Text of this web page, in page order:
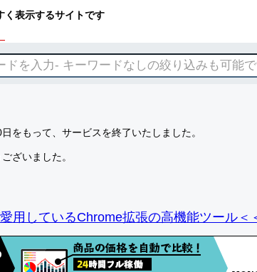
く表示するサイトです
をもって、サービスを終了いたしました。
ざいました。
用しているChrome拡張の高機能ツール＜